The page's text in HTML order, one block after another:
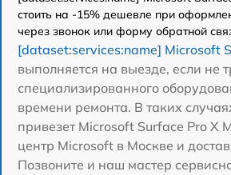
стоить на -15% дешевле при
через звонок или форму обратной
[dataset:services:name] Microsoft
выполняется на выезде, если не
специализированного
времени ремонта. В таких
привезет Microsoft Surface Pro X
центр Microsoft в Москве и
Позвоните и наш мастер